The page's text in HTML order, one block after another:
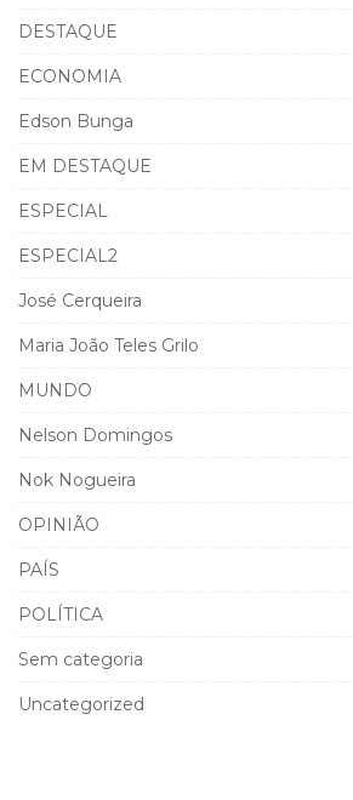
DESTAQUE
ECONOMIA
Edson Bunga
EM DESTAQUE
ESPECIAL
ESPECIAL2
José Cerqueira
Maria João Teles Grilo
MUNDO
Nelson Domingos
Nok Nogueira
OPINIÃO
PAÍS
POLÍTICA
Sem categoria
Uncategorized